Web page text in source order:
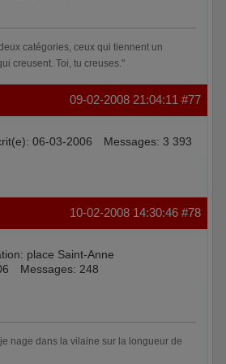
catégories, ceux qui tiennent un
creusent. Toi, tu creuses."
#77
09-02-2008 21:04:11
06-03-2006 Messages: 3 393
#78
10-02-2008 14:30:46
place Saint-Anne
Messages: 248
nage dans la vilaine sur la longueur de